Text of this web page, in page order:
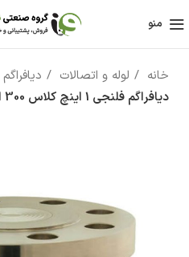
منو
خانه لوله و اتصالات
دیافراگم
دیافراگم فلنجی 1 اینچ کلاس 300 اینسترومیت مدل 990.27